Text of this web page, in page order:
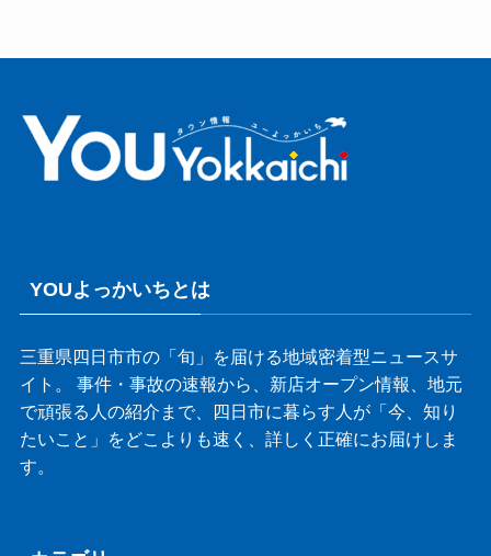
YOUよっかいちとは
三重県四日市市の「旬」を届ける地域密着型ニュースサ
イト。 事件・事故の速報から、新店オープン情報、地元
で頑張る人の紹介まで、四日市に暮らす人が「今、知り
たいこと」をどこよりも速く、詳しく正確にお届けしま
す。